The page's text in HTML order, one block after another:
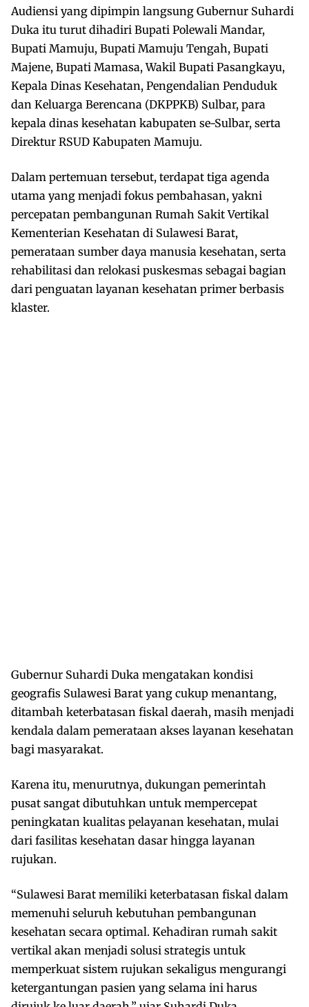
Audiensi yang dipimpin langsung Gubernur Suhardi
Duka itu turut dihadiri Bupati Polewali Mandar,
Bupati Mamuju, Bupati Mamuju Tengah, Bupati
Majene, Bupati Mamasa, Wakil Bupati Pasangkayu,
Kepala Dinas Kesehatan, Pengendalian Penduduk
dan Keluarga Berencana (DKPPKB) Sulbar, para
kepala dinas kesehatan kabupaten se-Sulbar, serta
Direktur RSUD Kabupaten Mamuju.
Dalam pertemuan tersebut, terdapat tiga agenda
utama yang menjadi fokus pembahasan, yakni
percepatan pembangunan Rumah Sakit Vertikal
Kementerian Kesehatan di Sulawesi Barat,
pemerataan sumber daya manusia kesehatan, serta
rehabilitasi dan relokasi puskesmas sebagai bagian
dari penguatan layanan kesehatan primer berbasis
klaster.
Gubernur Suhardi Duka mengatakan kondisi
geografis Sulawesi Barat yang cukup menantang,
ditambah keterbatasan fiskal daerah, masih menjadi
kendala dalam pemerataan akses layanan kesehatan
bagi masyarakat.
Karena itu, menurutnya, dukungan pemerintah
pusat sangat dibutuhkan untuk mempercepat
peningkatan kualitas pelayanan kesehatan, mulai
dari fasilitas kesehatan dasar hingga layanan
rujukan.
“Sulawesi Barat memiliki keterbatasan fiskal dalam
memenuhi seluruh kebutuhan pembangunan
kesehatan secara optimal. Kehadiran rumah sakit
vertikal akan menjadi solusi strategis untuk
memperkuat sistem rujukan sekaligus mengurangi
ketergantungan pasien yang selama ini harus